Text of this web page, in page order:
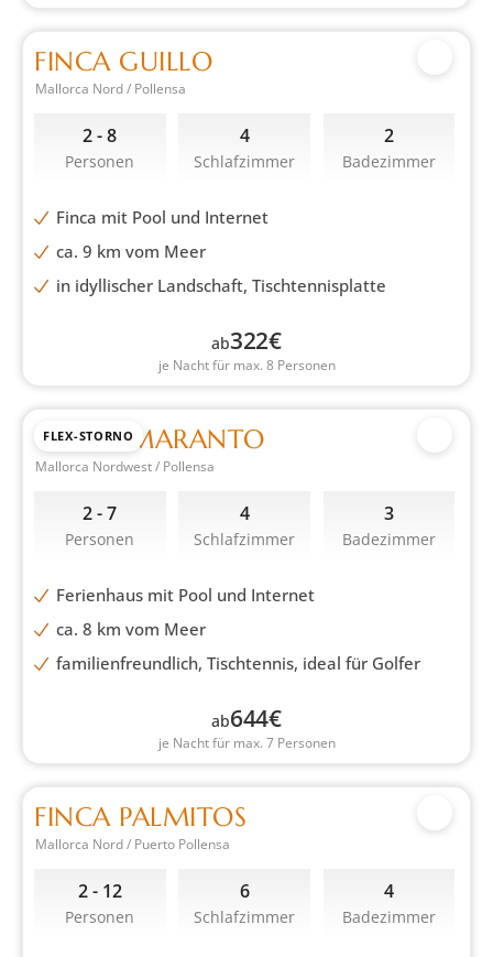
FINCA GUILLO
Mallorca Nord / Pollensa
2 - 8
Personen
4
Schlafzimmer
2
Badezimmer
Finca mit Pool und Internet
ca. 9 km vom Meer
in idyllischer Landschaft, Tischtennisplatte
ab322€
je Nacht für max. 8 Personen
FLEX-STORNO
CASA AMARANTO
Mallorca Nordwest / Pollensa
2 - 7
Personen
4
Schlafzimmer
3
Badezimmer
Ferienhaus mit Pool und Internet
ca. 8 km vom Meer
familienfreundlich, Tischtennis, ideal für Golfer
ab644€
je Nacht für max. 7 Personen
FINCA PALMITOS
Mallorca Nord / Puerto Pollensa
2 - 12
Personen
6
Schlafzimmer
4
Badezimmer